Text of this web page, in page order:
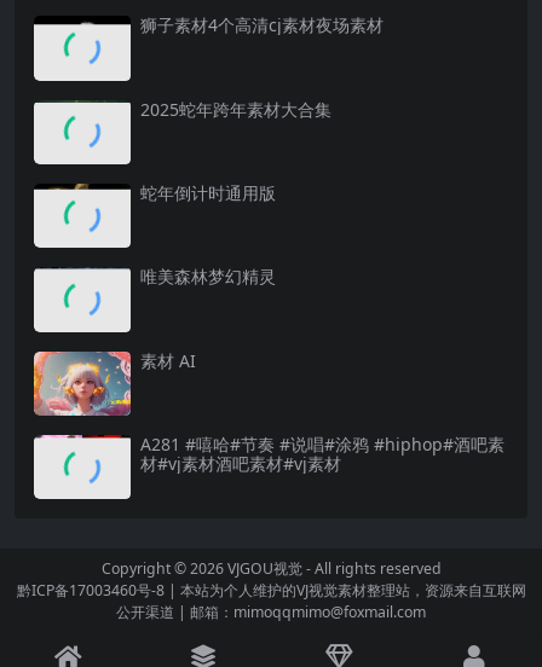
狮子素材4个高清cj素材夜场素材
2025蛇年跨年素材大合集
蛇年倒计时通用版
唯美森林梦幻精灵
素材 AI
A281 #嘻哈#节奏 #说唱#涂鸦 #hiphop#酒吧素
材#vj素材酒吧素材#vj素材
Copyright © 2026VJGOU视觉- All rights reserved
黔ICP备17003460号-8| 本站为个人维护的VJ视觉素材整理站，资源来自互联网
公开渠道 | 邮箱：mimoqqmimo@foxmail.com